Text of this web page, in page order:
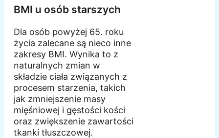
BMI u osób starszych
Dla osób powyżej 65. roku
życia zalecane są nieco inne
zakresy BMI. Wynika to z
naturalnych zmian w
składzie ciała związanych z
procesem starzenia, takich
jak zmniejszenie masy
mięśniowej i gęstości kości
oraz zwiększenie zawartości
tkanki tłuszczowej.